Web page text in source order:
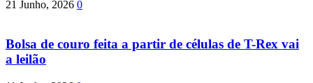
21 Junho, 2026 0
Bolsa de couro feita a partir de células de T-Rex vai
a leilão